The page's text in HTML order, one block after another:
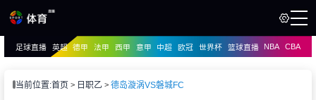
播
足球直播 英超 德甲 法甲 西甲 意甲 中超 欧冠 世界杯 篮球直播 NBA CBA
当前位置:首页 日职乙 德岛漩涡VS磐城FC